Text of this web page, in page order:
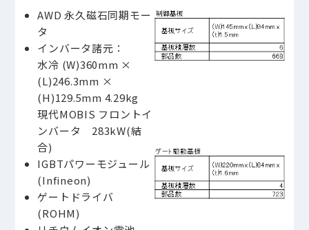
AWD 永久磁石同期モー
タ
インバータ諸元：
水冷 (W)360mm ×
(L)246.3mm ×
(H)129.5mm 4.29kg
現代MOBIS フロントイ
ンバータ 283kW(結
合)
IGBTパワーモジュール
(Infineon)
ゲートドライバ
(ROHM)